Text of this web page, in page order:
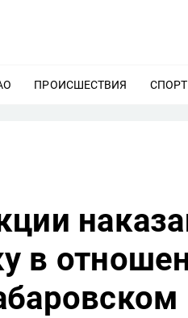
ЕЩЕ
ПРОИСШЕСТВИЯ ЕЩЕ
СПОРТ
в